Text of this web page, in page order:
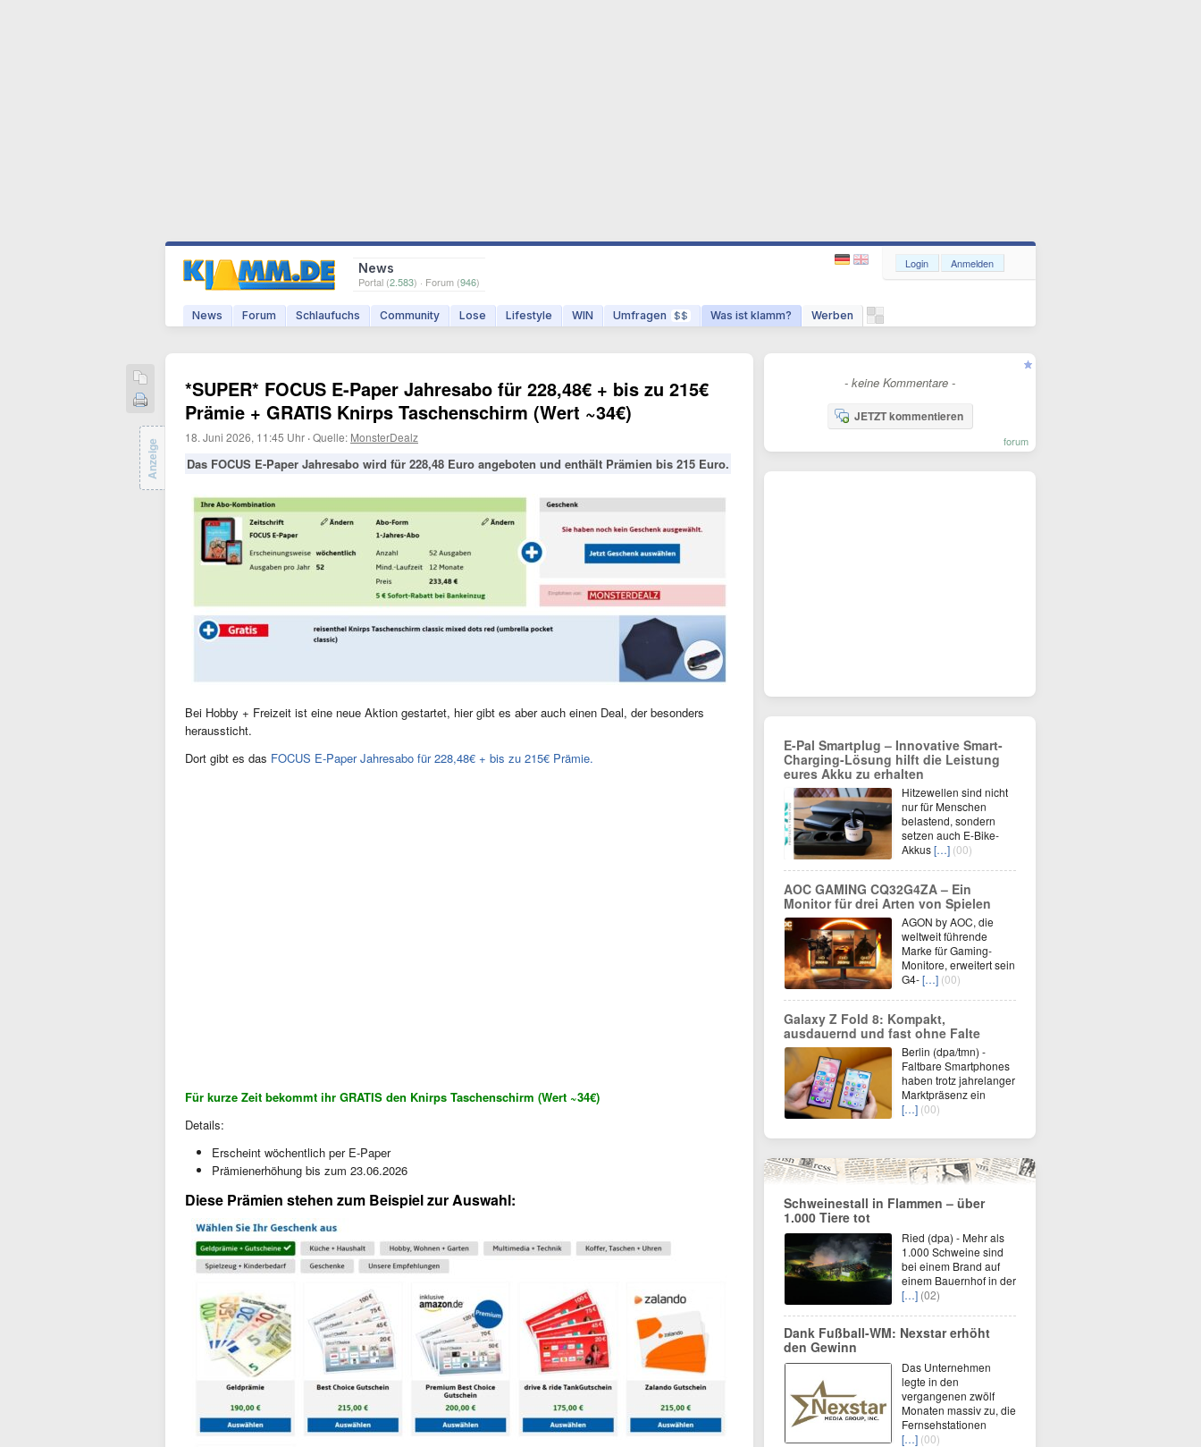
News
Portal (2.583) · Forum (946)
News Forum Schlaufuchs Community Lose Lifestyle WIN Umfragen $$ Was ist klamm? Werben
Login Anmelden
*SUPER* FOCUS E-Paper Jahresabo für 228,48€ + bis zu 215€
Prämie + GRATIS Knirps Taschenschirm (Wert ~34€)
18. Juni 2026, 11:45 Uhr ·Quelle: MonsterDealz
Das FOCUS E-Paper Jahresabo wird für 228,48 Euro angeboten und enthält Prämien bis 215 Euro.
Bei Hobby + Freizeit ist eine neue Aktion gestartet, hier gibt es aber auch einen Deal, der besonders
heraussticht.
Dort gibt es das FOCUS E-Paper Jahresabo für 228,48€ + bis zu 215€ Prämie.
Für kurze Zeit bekommt ihr GRATIS den Knirps Taschenschirm (Wert ~34€)
Details:
Erscheint wöchentlich per E-Paper
Prämienerhöhung bis zum 23.06.2026
Diese Prämien stehen zum Beispiel zur Auswahl:
Anzeige
- keine Kommentare -
JETZT kommentieren
forum
E-Pal Smartplug – Innovative Smart-
Charging-Lösung hilft die Leistung
eures Akku zu erhalten
Hitzewellen sind nicht
nur für Menschen
belastend, sondern
setzen auch E-Bike-
Akkus[…] (00)
AOC GAMING CQ32G4ZA – Ein
Monitor für drei Arten von Spielen
AGON by AOC, die
weltweit führende
Marke für Gaming-
Monitore, erweitert sein
G4-[…] (00)
Galaxy Z Fold 8: Kompakt,
ausdauernd und fast ohne Falte
Berlin (dpa/tmn) -
Faltbare Smartphones
haben trotz jahrelanger
Marktpräsenz ein
[…] (00)
Schweinestall in Flammen – über
1.000 Tiere tot
Ried (dpa) - Mehr als
1.000 Schweine sind
bei einem Brand auf
einem Bauernhof in der
[…] (02)
Dank Fußball-WM: Nexstar erhöht
den Gewinn
Das Unternehmen
legte in den
vergangenen zwölf
Monaten massiv zu, die
Fernsehstationen
[…] (00)